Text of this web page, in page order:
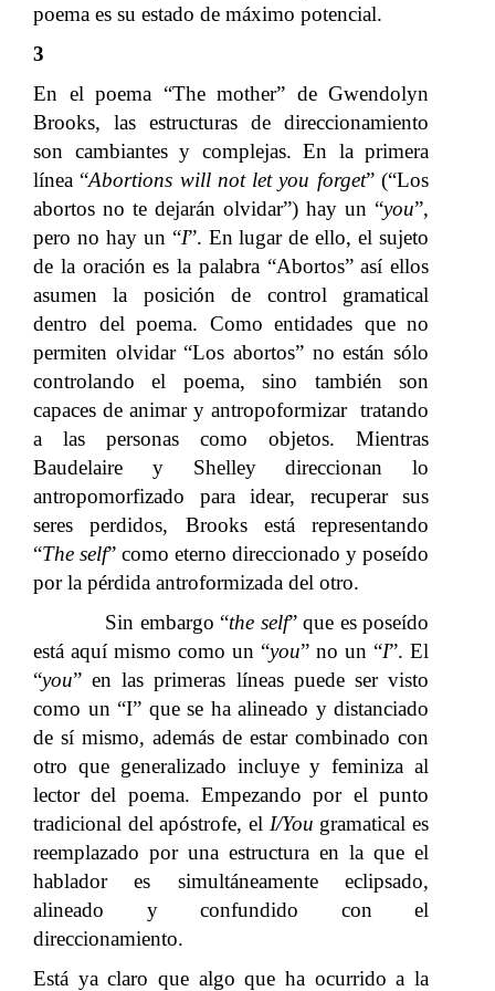
poema es su estado de máximo potencial.
3
En el poema “The mother” de Gwendolyn
Brooks, las estructuras de direccionamiento
son cambiantes y complejas. En la primera
línea “Abortions will not let you forget” (“Los
abortos no te dejarán olvidar”) hay un “you”,
pero no hay un “I”. En lugar de ello, el sujeto
de la oración es la palabra “Abortos” así ellos
asumen la posición de control gramatical
dentro del poema. Como entidades que no
permiten olvidar “Los abortos” no están sólo
controlando el poema, sino también son
capaces de animar y antropoformizar tratando
a las personas como objetos. Mientras
Baudelaire y Shelley direccionan lo
antropomorfizado para idear, recuperar sus
seres perdidos, Brooks está representando
“The self” como eterno direccionado y poseído
por la pérdida antroformizada del otro.
Sin embargo “the self” que es poseído
está aquí mismo como un “you” no un “I”. El
“you” en las primeras líneas puede ser visto
como un “I” que se ha alineado y distanciado
de sí mismo, además de estar combinado con
otro que generalizado incluye y feminiza al
lector del poema. Empezando por el punto
tradicional del apóstrofe, el I/You gramatical es
reemplazado por una estructura en la que el
hablador es simultáneamente eclipsado,
alineado y confundido con el
direccionamiento.
Está ya claro que algo que ha ocurrido a la